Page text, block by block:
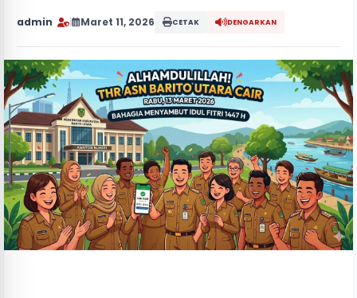
admin Maret 11, 2026 CETAK DENGARKAN